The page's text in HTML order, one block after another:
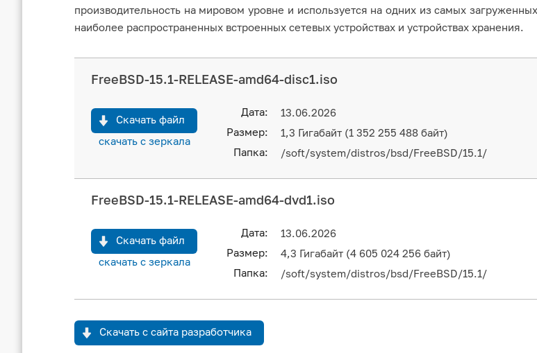
производительность на мировом уровне и используется на одних из самых
наиболее распространенных встроенных сетевых устройствах и устройствах хранения.
FreeBSD-15.1-RELEASE-amd64-disc1.iso
Скачать файл
скачать с зеркала
Дата:
13.06.2026
Размер:
1,3 Гигабайт (1 352 255 488 байт)
Папка:
/soft/system/distros/bsd/FreeBSD/15.1/
FreeBSD-15.1-RELEASE-amd64-dvd1.iso
Скачать файл
скачать с зеркала
Дата:
13.06.2026
Размер:
4,3 Гигабайт (4 605 024 256 байт)
Папка:
/soft/system/distros/bsd/FreeBSD/15.1/
Скачать с сайта разработчика